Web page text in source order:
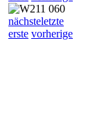
nächsteletzte
erste vorherige